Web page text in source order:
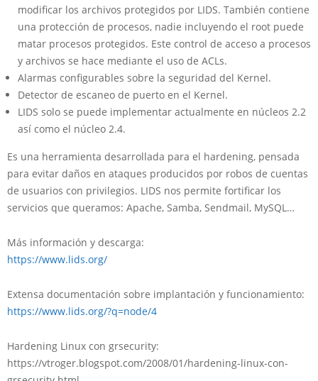
modificar los archivos protegidos por LIDS. También contiene
una protección de procesos, nadie incluyendo el root puede
matar procesos protegidos. Este control de acceso a procesos
y archivos se hace mediante el uso de ACLs.
Alarmas configurables sobre la seguridad del Kernel.
Detector de escaneo de puerto en el Kernel.
LIDS solo se puede implementar actualmente en núcleos 2.2
así como el núcleo 2.4.
Es una herramienta desarrollada para el hardening, pensada
para evitar daños en ataques producidos por robos de cuentas
de usuarios con privilegios. LIDS nos permite fortificar los
servicios que queramos: Apache, Samba, Sendmail, MySQL…
Más información y descarga:
https://www.lids.org/
Extensa documentación sobre implantación y funcionamiento:
https://www.lids.org/?q=node/4
Hardening Linux con grsecurity:
https://vtroger.blogspot.com/2008/01/hardening-linux-con-